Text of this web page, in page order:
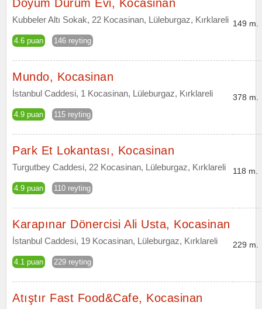
Doyum Dürüm Evi, Kocasinan
Kubbeler Altı Sokak, 22 Kocasinan, Lüleburgaz, Kırklareli
4.6 puan 146 reyting
149 m.
Mundo, Kocasinan
İstanbul Caddesi, 1 Kocasinan, Lüleburgaz, Kırklareli
4.9 puan 115 reyting
378 m.
Park Et Lokantası, Kocasinan
Turgutbey Caddesi, 22 Kocasinan, Lüleburgaz, Kırklareli
4.9 puan 110 reyting
118 m.
Karapınar Dönercisi Ali Usta, Kocasinan
İstanbul Caddesi, 19 Kocasinan, Lüleburgaz, Kırklareli
4.1 puan 229 reyting
229 m.
Atıştır Fast Food&Cafe, Kocasinan